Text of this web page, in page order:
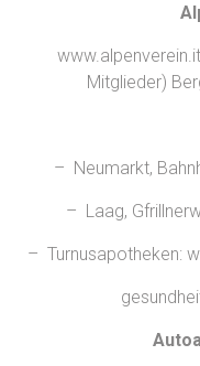
Mitglieder)
– Neumarkt,
– Laag,
– Turnusapotheken: